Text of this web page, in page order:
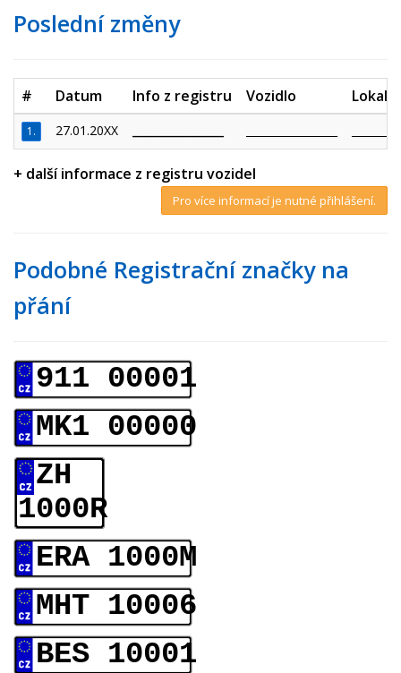
Poslední změny
# Datum Info z registru Vozidlo
1. 27.01.20XX
+ další informace z registru vozidel
Pro více informací je nutné přihlášení.
Podobné Registrační značky na
přání
911 00001
MK1 00000
ZH
1000R
ERA 1000M
MHT 10006
BES 10001